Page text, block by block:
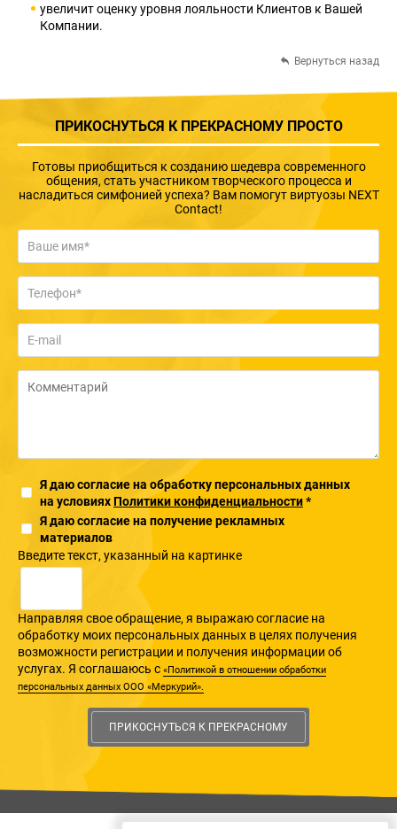
увеличит оценку уровня лояльности Клиентов к Вашей
Компании.
Вернуться назад
ПРИКОСНУТЬСЯ К ПРЕКРАСНОМУ ПРОСТО
Готовы приобщиться к созданию шедевра современного
общения, стать участником творческого процесса и
насладиться симфонией успеха? Вам помогут виртуозы NEXT
Contact!
Я даю согласие на обработку персональных данных
на условиях Политики конфиденциальности*
Я даю согласие на получение рекламных
материалов
Введите текcт, указанный на картинке
Направляя свое обращение, я выражаю согласие на
обработку моих персональных данных в целях получения
возможности регистрации и получения информации об
услугах. Я соглашаюсь с «Политикой в отношении обработки
персональных данных ООО «Меркурий».
ПРИКОСНУТЬСЯ К ПРЕКРАСНОМУ